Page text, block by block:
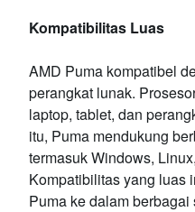
Kompatibilitas Luas
AMD Puma kompatibel
perangkat lunak.
laptop, tablet, dan
itu, Puma mendukung
termasuk Windows,
Kompatibilitas yang luas
Puma ke dalam